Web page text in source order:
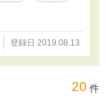
登録日 2019.08.13
20 件